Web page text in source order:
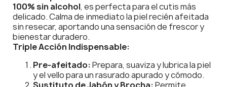
100% sin alcohol, es perfecta para el cutis más
delicado. Calma de inmediato la piel recién afeitada
sin resecar, aportando una sensación de frescor y
bienestar duradero.
Triple Acción Indispensable:
Pre-afeitado:Prepara, suaviza y lubrica la piel
y el vello para un rasurado apurado y cómodo.